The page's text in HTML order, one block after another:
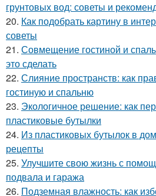
грунтовых вод: советы и
20. Как подобрать картину в
советы
21. Совмещение гостиной и
это сделать
22. Слияние пространств: как
гостиную и спальню
23. Экологичное решение: как
пластиковые бутылки
24. Из пластиковых бутылок в
рецепты
25. Улучшите свою жизнь с
подвала и гаража
26. Подземная влажность: как